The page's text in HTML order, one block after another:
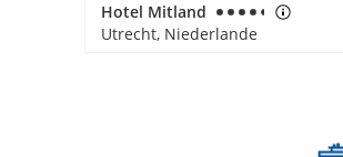
Hotel Mitland
Utrecht, Niederlande